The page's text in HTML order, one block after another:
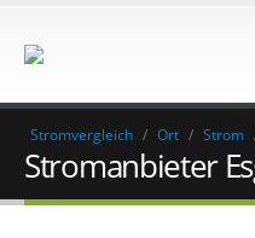
Stromvergleich / Ort / Strom
Stromanbieter